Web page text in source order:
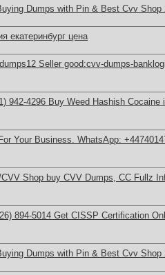
Dumps with Pin & Best Cvv Shop
екатеринбург цена
Seller good:cvv-dumps-
942-4296 Buy Weed Hashish Cocaine
Your Business. WhatsApp:
Shop buy CVV Dumps, CC Fullz
894-5014​ Get CISSP Certification
Dumps with Pin & Best Cvv Shop